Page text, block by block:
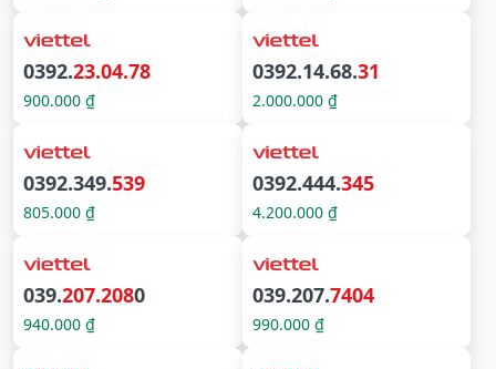
0392.23.04.78
900.000 ₫
0392.14.68.31
2.000.000 ₫
0392.349.539
805.000 ₫
0392.444.345
4.200.000 ₫
039.207.2080
940.000 ₫
039.207.7404
990.000 ₫